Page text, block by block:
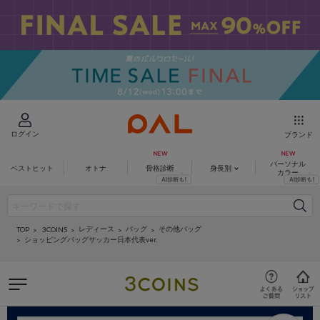
ログイン ブランド
ベストヒット オトナ 骨格診断 身長別
パーソナル
カラー
TOP 3COINS レディース バッグ
その他バッグ
ショッピングバッグサッカー日本代表ver.